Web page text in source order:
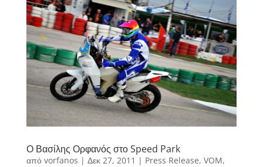
Ο Βασίλης Ορφανός στο Speed Park
από vorfanos | Δεκ 27, 2011 | Press Release, VOM,